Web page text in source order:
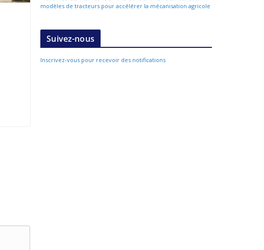
modèles de tracteurs pour accélérer la mécanisation agricole
Suivez-nous
Inscrivez-vous pour recevoir des notifications